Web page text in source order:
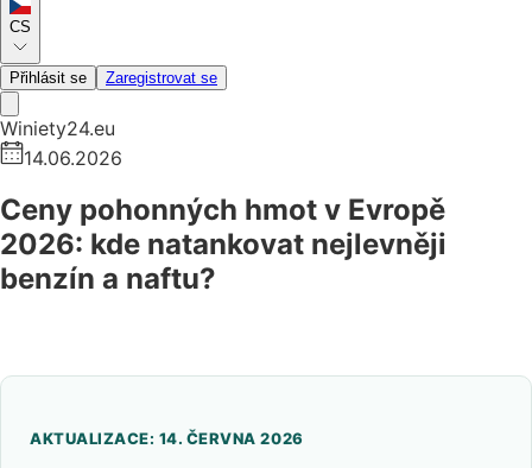
CS
Přihlásit se Zaregistrovat se
Winiety24.eu
14.06.2026
Ceny pohonných hmot v Evropě
2026: kde natankovat nejlevněji
benzín a naftu?
AKTUALIZACE: 14. ČERVNA 2026